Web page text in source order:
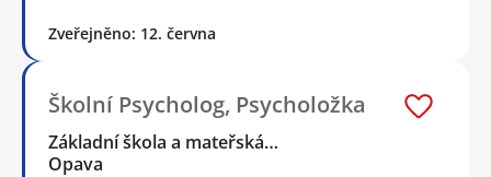
Zveřejněno: 12. června
Školní Psycholog, Psycholožka
Základní škola a mateřská…
Opava